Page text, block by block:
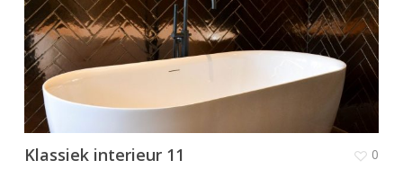
Klassiek interieur 11 0